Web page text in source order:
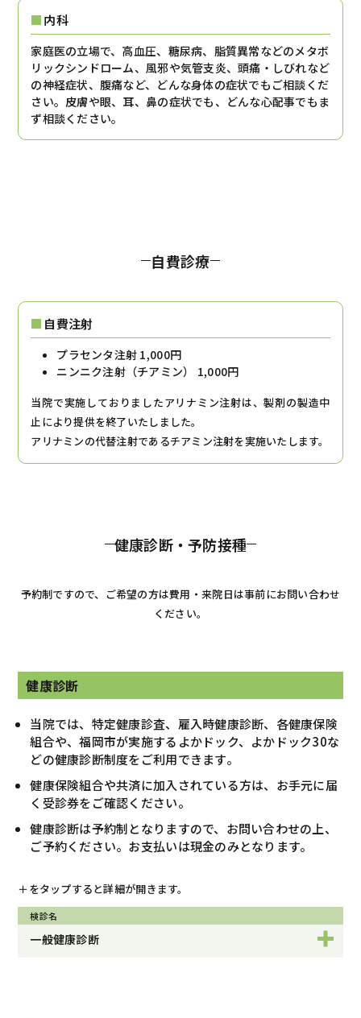
内科
家庭医の立場で、高血圧、糖尿病、脂質異常などのメタボ
リックシンドローム、風邪や気管支炎、頭痛・しびれなど
の神経症状、腹痛など、どんな身体の症状でもご相談くだ
さい。皮膚や眼、耳、鼻の症状でも、どんな心配事でもま
ず相談ください。
自費診療
自費注射
プラセンタ注射 1,000円
ニンニク注射（チアミン） 1,000円
当院で実施しておりましたアリナミン注射は、製剤の製造中
止により提供を終了いたしました。
アリナミンの代替注射であるチアミン注射を実施いたします。
健康診断・予防接種
予約制ですので、ご希望の方は費用・来院日は事前にお問い合わせ
ください。
健康診断
当院では、特定健康診査、雇入時健康診断、各健康保険
組合や、福岡市が実施するよかドック、よかドック30な
どの健康診断制度をご利用できます。
健康保険組合や共済に加入されている方は、お手元に届
く受診券をご確認ください。
健康診断は予約制となりますので、お問い合わせの上、
ご予約ください。お支払いは現金のみとなります。
＋をタップすると詳細が開きます。
検診名
一般健康診断